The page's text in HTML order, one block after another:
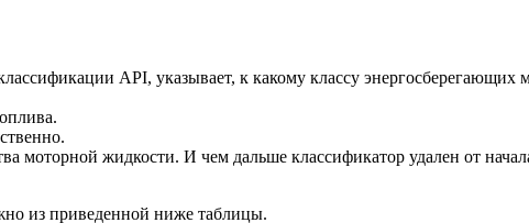
API, указывает, к какому классу энергосберегающих
моторной жидкости. И чем дальше классификатор удален от
из приведенной ниже таблицы.